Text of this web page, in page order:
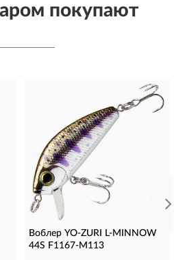
покупают
Воблер YO-ZURI L-MINNOW
44S F1167-M113